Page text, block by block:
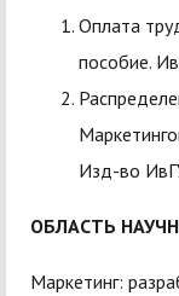
Оплата
пособие.
Изд-во
ОБЛАСТЬ
Маркетинг: